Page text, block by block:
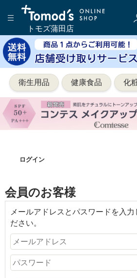
トモズ蒲田店
衛生用品 健康食品 化
ログイン
会員のお客様
メールアドレスとパスワードを入力
ださい。